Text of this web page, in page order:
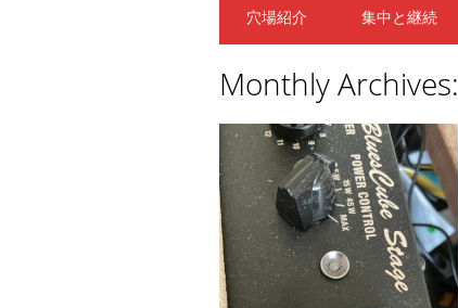
穴場紹介 集中と継続
Monthly Archives: